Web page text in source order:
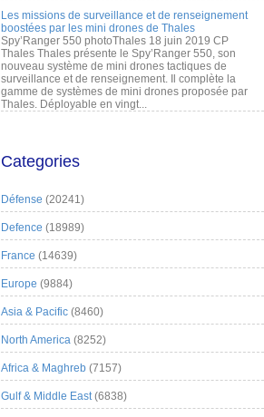
Les missions de surveillance et de renseignement
boostées par les mini drones de Thales
Spy’Ranger 550 photoThales 18 juin 2019 CP
Thales Thales présente le Spy’Ranger 550, son
nouveau système de mini drones tactiques de
surveillance et de renseignement. Il complète la
gamme de systèmes de mini drones proposée par
Thales. Déployable en vingt...
Categories
Défense (20241)
Defence (18989)
France (14639)
Europe (9884)
Asia & Pacific (8460)
North America (8252)
Africa & Maghreb (7157)
Gulf & Middle East(6838)